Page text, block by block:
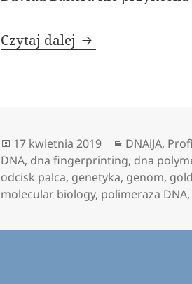
Czytaj dalej Genetyczny
Data
publikacji
17 kwietnia 2019 Kategorie
DNAiJA,
DNA, dna fingerprinting, dna
odcisk palca, genetyka, genom,
molecular biology, polimeraza DNA,